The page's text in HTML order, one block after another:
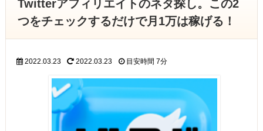
Twitterアフィリエイトのネタ探し。この2
つをチェックするだけで月1万は稼げる！
2022.03.23 2022.03.23 目安時間 7分